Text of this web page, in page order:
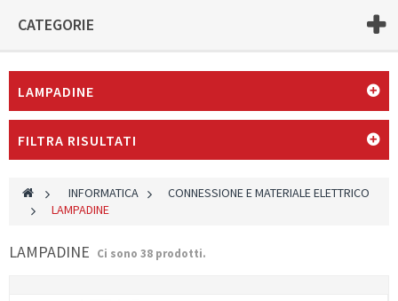
CATEGORIE
LAMPADINE
FILTRA RISULTATI
> INFORMATICA >
CONNESSIONE E MATERIALE ELETTRICO
>
LAMPADINE
LAMPADINE Ci sono 38 prodotti.